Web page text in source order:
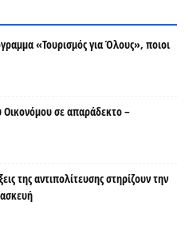
«Τουρισμός για Όλους», ποιοι
σε απαράδεκτο –
της αντιπολίτευσης στηρίζουν την